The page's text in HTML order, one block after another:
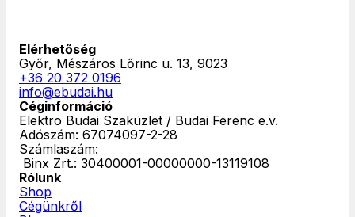
Elérhetőség
Győr, Mészáros Lőrinc u. 13, 9023
+36 20 372 0196
info@ebudai.hu
Céginformáció
Elektro Budai Szaküzlet / Budai Ferenc e.v.
Adószám: 67074097-2-28
Számlaszám:
‎ Binx Zrt.: 30400001-00000000-13119108
Rólunk
Shop
Cégünkről